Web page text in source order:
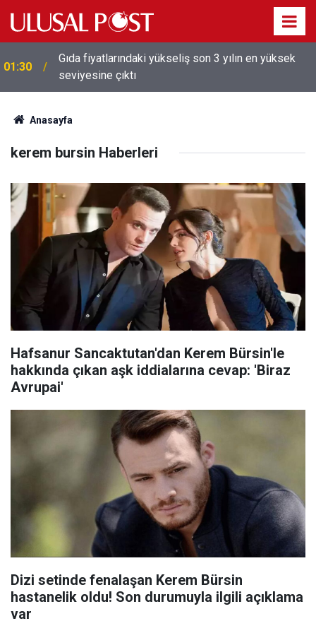
01:30
Gıda fiyatlarındaki yükseliş son 3 yılın en yüksek
seviyesine çıktı
Anasayfa
kerem bursin Haberleri
Hafsanur Sancaktutan'dan Kerem Bürsin'le
hakkında çıkan aşk iddialarına cevap: 'Biraz
Avrupai'
Dizi setinde fenalaşan Kerem Bürsin
hastanelik oldu! Son durumuyla ilgili açıklama
var